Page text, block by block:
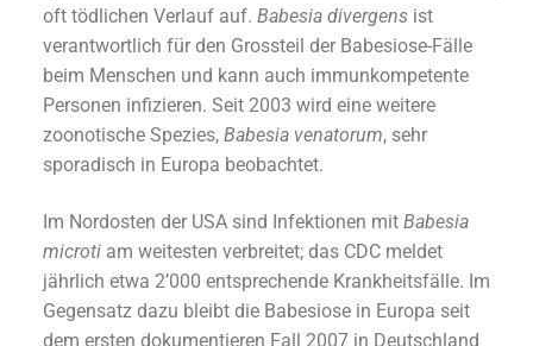
oft tödlichen Verlauf auf. Babesia divergens ist
verantwortlich für den Grossteil der Babesiose-Fälle
beim Menschen und kann auch immunkompetente
Personen infizieren. Seit 2003 wird eine weitere
zoonotische Spezies, Babesia venatorum, sehr
sporadisch in Europa beobachtet.
Im Nordosten der USA sind Infektionen mit Babesia
microti am weitesten verbreitet; das CDC meldet
jährlich etwa 2’000 entsprechende Krankheitsfälle. Im
Gegensatz dazu bleibt die Babesiose in Europa seit
dem ersten dokumentieren Fall 2007 in Deutschland